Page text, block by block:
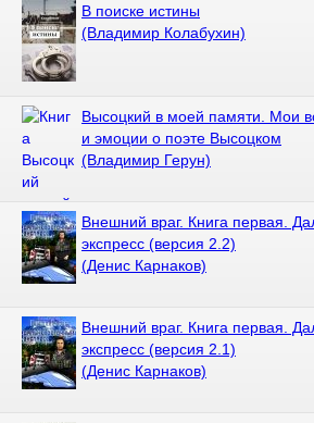
В поиске истины
(Владимир Колабухин)
Высоцкий в моей памяти. Мои
и эмоции о поэте Высоцком
(Владимир Герун)
Внешний враг. Книга первая.
экспресс (версия 2.2)
(Денис Карнаков)
Внешний враг. Книга первая.
экспресс (версия 2.1)
(Денис Карнаков)